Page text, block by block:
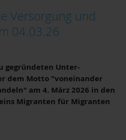
Versorgung und
04.03.26
gegründeten Unter-
dem Motto "voneinander
am 4. März 2026 in den
Migranten für Migranten